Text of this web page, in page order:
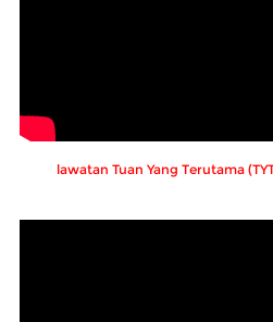
lawatan Tuan Yang Terutama